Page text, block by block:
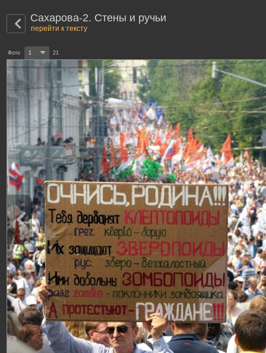
Сахарова-2. Стены и ручьи
перейти к тексту
Фото 1 21